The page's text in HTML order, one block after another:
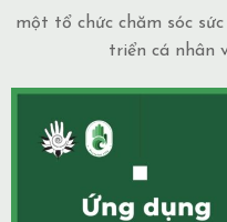
một tổ chức chăm sóc
triển cá nhân